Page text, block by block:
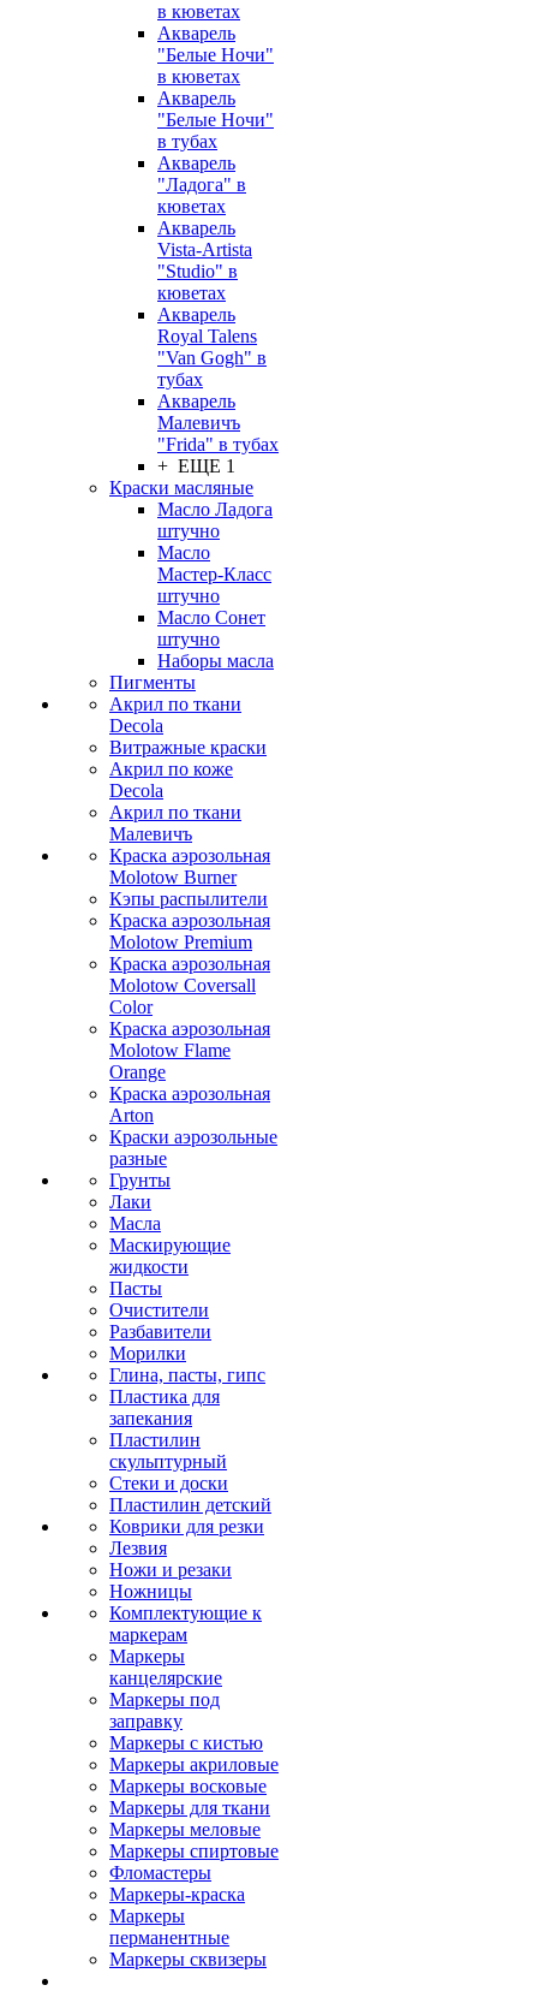
в кюветах
Акварель
"Белые Ночи"
в кюветах
Акварель
"Белые Ночи"
в тубах
Акварель
"Ладога" в
кюветах
Акварель
Vista-Artista
"Studio" в
кюветах
Акварель
Royal Talens
"Van Gogh" в
тубах
Акварель
Малевичъ
"Frida" в тубах
+ ЕЩЕ 1
Краски масляные
Масло Ладога
штучно
Масло
Мастер-Класс
штучно
Масло Сонет
штучно
Наборы масла
Пигменты
Акрил по ткани
Decola
Витражные краски
Акрил по коже
Decola
Акрил по ткани
Малевичъ
Краска аэрозольная
Molotow Burner
Кэпы распылители
Краска аэрозольная
Molotow Premium
Краска аэрозольная
Molotow Coversall
Color
Краска аэрозольная
Molotow Flame
Orange
Краска аэрозольная
Arton
Краски аэрозольные
разные
Грунты
Лаки
Масла
Маскирующие
жидкости
Пасты
Очистители
Разбавители
Морилки
Глина, пасты, гипс
Пластика для
запекания
Пластилин
скульптурный
Стеки и доски
Пластилин детский
Коврики для резки
Лезвия
Ножи и резаки
Ножницы
Комплектующие к
маркерам
Маркеры
канцелярские
Маркеры под
заправку
Маркеры с кистью
Маркеры акриловые
Маркеры восковые
Маркеры для ткани
Маркеры меловые
Маркеры спиртовые
Фломастеры
Маркеры-краска
Маркеры
перманентные
Маркеры сквизеры